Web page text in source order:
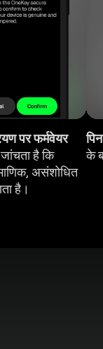
पर फर्मवेयर
है कि
असंशोधित
है।
के